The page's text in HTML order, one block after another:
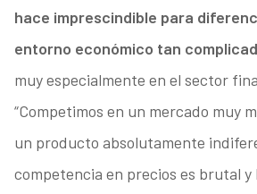
hace imprescindible para
entorno económico tan
muy especialmente en el sector
“Competimos en un mercado muy
un producto absolutamente
competencia en precios es brutal y